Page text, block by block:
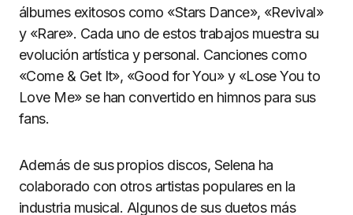
álbumes exitosos como «Stars Dance», «Revival»
y «Rare». Cada uno de estos trabajos muestra su
evolución artística y personal. Canciones como
«Come & Get It», «Good for You» y «Lose You to
Love Me» se han convertido en himnos para sus
fans.
Además de sus propios discos, Selena ha
colaborado con otros artistas populares en la
industria musical. Algunos de sus duetos más